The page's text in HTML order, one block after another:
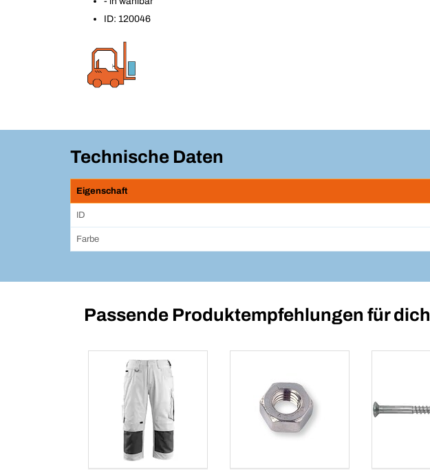
ID: 120046
Technische Daten
Eigenschaft
ID
Farbe
Passende Produktempfehlungen für dich